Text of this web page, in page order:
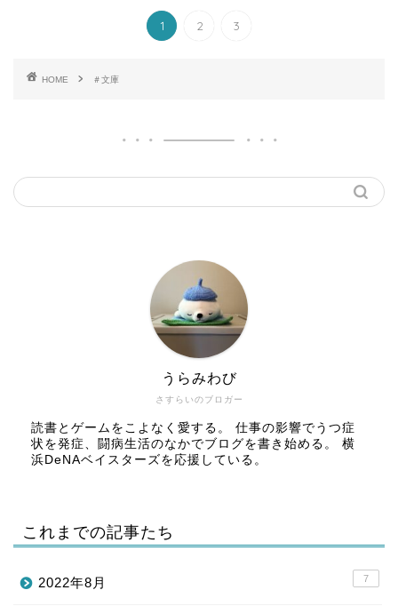
1 2 3
HOME ＃文庫
さすらいのブロガー
うらみわび
読書とゲームをこよなく愛する。 仕事の影響でうつ症
状を発症、闘病生活のなかでブログを書き始める。 横
浜DeNAベイスターズを応援している。
これまでの記事たち
2022年8月 7